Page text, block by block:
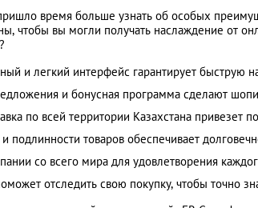
время больше узнать об особых
чтобы вы могли получать наслаждение от
и легкий интерфейс гарантирует быструю
и бонусная программа сделают
по всей территории Казахстана привезет
и подлинности товаров обеспечивает
со всего мира для удовлетворения
отследить свою покупку, чтобы точно